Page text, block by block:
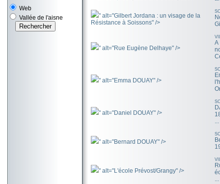
Web
Vallée de l'aisne
" alt="Gilbert Jordana : un visage de la
Résistance à Soissons" />
" alt="Rue Eugène Delhaye" />
A
" alt="Emma DOUAY" />
" alt="Daniel DOUAY" />
...
" alt="Bernard DOUAY" />
" alt="L'école Prévost/Grangy" />
...